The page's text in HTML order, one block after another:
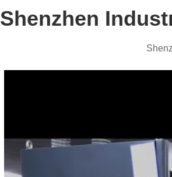
Shenzhen